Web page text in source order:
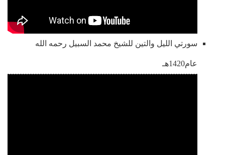
سورتي الليل والتين للشيخ محمد السبيل رحمه الله
عام1420هـ